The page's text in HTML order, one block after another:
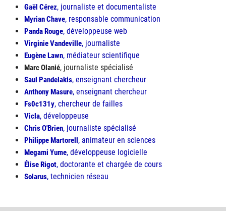
Gaël Cérez, journaliste et documentaliste
Myrian Chave, responsable communication
Panda Rouge, développeuse web
Virginie Vandeville, journaliste
Eugène Lawn, médiateur scientifique
Marc Olanié, journaliste spécialisé
Saul Pandelakis, enseignant chercheur
Anthony Masure, enseignant chercheur
Fs0c131y, chercheur de failles
Vicla, développeuse
Chris O'Brien, journaliste spécialisé
Philippe Martorell, animateur en sciences
Megami Yume, développeuse logicielle
Élise Rigot, doctorante et chargée de cours
Solarus, technicien réseau